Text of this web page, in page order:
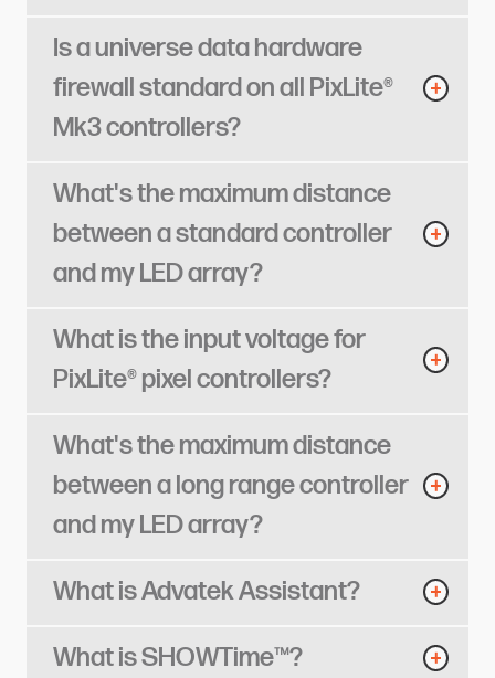
Is a universe data hardware
firewall standard on all PixLite®
Mk3 controllers?​​​​‌ ‍ ​‍​‍‌‍ ‌ ​‍‌‍‍‌‌‍‌ ‌‍‍‌‌‍ ‍​‍​‍​ ‍‍​‍​‍‌ ​ ‌‍​‌‌‍ ‍‌‍‍‌‌ ‌​‌ ‍‌​‍ ‍‌‍‍‌‌‍ ​‍​‍​‍ ​​‍​‍‌‍‍​‌ ​‍‌‍‌‌‌‍‌‍​‍​‍​ ‍‍​‍​‍​‍ ‌ ​ ‌ ‌​‌ ‌‌‌‍‌​‌‍‍‌‌‍ ​‍ ‌‍‍‌‌‍ ‍‌ ‌​‌‍‌‌‌‍ ‍‌ ‌​​‍ ‌‍‌‌‌‍‌​‌‍‍‌‌ ‌​​‍ ‌‍ ‌‌‍ ‌‍‌​‌‍‌‌​ ‌‌ ​​‌ ​‍‌‍‌‌‌ ​ ‌‍‌‌‌‍ ‍‌ ‌​‌‍​‌‌ ‌​‌‍‍‌‌‍ ‌‍ ‍​ ‍ ‌‍‍‌‌‍‌​​ ‌​ ‌‍​ ​​‌‍​‌​ ​‍​ ‍‌​ ‌ ​ ‍​‌‍​‍​‍ ‌​ ​​​ ​‍​ ‌ ‌‍​ ​‍ ‌​ ‌​‌‍‌‌​ ‌‌‌‍‌​​‍ ‌‌‍​‌‌‍​‍​ ​‌​ ​‌​‍ ‌‌‍‌‌‌‍​ ​ ‍‌‌‍​‍​ ‍​​ ‌‌​ ‍​​ ​ ‌‍‌​‌‍​‍​ ​‌‌‍‌‌​ ‍ ‌ ‌​‌ ‍‌‌ ​​‌‍‌‌​ ‌‌‍‌‍‌‍​‌‌ ​‌​ ‍ ‌ ​​‌‍​‌‌ ‌​‌‍‍​​ ‌‌ ‌​‌‍‍‌‌ ‌​‌‍ ​‌‍‌‌​ ‌‍​‍‌‍​‌‌ ​ ‌‍‌‌‌‌‌‌‌ ​‍‌‍ ​​ ‌​‍‌‌​ ​‍‌​‌‍‌ ​ ‌ ‌​‌ ‌‌‌‍‌​‌‍‍‌‌‍ ​‍‌‍‌‍‍‌‌‍‌​​ ‌​ ‌‍​ ​​‌‍​‌​ ​‍​ ‍‌​ ‌ ​ ‍​‌‍​‍​‍ ‌​ ​​​ ​‍​ ‌ ‌‍​ ​‍ ‌​ ‌​‌‍‌‌​ ‌‌‌‍‌​​‍ ‌‌‍​‌‌‍​‍​ ​‌​ ​‌​‍ ‌‌‍‌‌‌‍​ ​ ‍‌‌‍​‍​ ‍​​ ‌‌​ ‍​​ ​ ‌‍‌​‌‍​‍​ ​‌‌‍‌‌​‍‌‍‌ ‌​‌ ‍‌‌ ​​‌‍‌‌​ ‌‌‍‌‍‌‍​‌‌ ​‌​‍‌‍‌ ​​‌‍​‌‌ ‌​‌‍‍​​ ‌‌ ‌​‌‍‍‌‌ ‌​‌‍ ​‌‍‌‌​‍‌‍‌ ​​‌‍‌‌‌ ​‍‌ ​ ‌ ​​‌‍‌‌‌‍​ ‌ ‌​‌‍‍‌‌ ‌‍‌‍‌‌​ ‌‌ ​​‌ ‌‌‌‍​‍‌‍ ​‌‍‍‌‌ ​ ‌‍‍​‌‍‌‌‌‍‌​​‍​‍‌ ‌
What's the maximum distance
between a standard controller
and my LED array?​​​​‌ ‍ ​‍​‍‌‍ ‌ ​‍‌‍‍‌‌‍‌ ‌‍‍‌‌‍ ‍​‍​‍​ ‍‍​‍​‍‌ ​ ‌‍​‌‌‍ ‍‌‍‍‌‌ ‌​‌ ‍‌​‍ ‍‌‍‍‌‌‍ ​‍​‍​‍ ​​‍​‍‌‍‍​‌ ​‍‌‍‌‌‌‍‌‍​‍​‍​ ‍‍​‍​‍​‍ ‌ ​ ‌ ‌​‌ ‌‌‌‍‌​‌‍‍‌‌‍ ​‍ ‌‍‍‌‌‍ ‍‌ ‌​‌‍‌‌‌‍ ‍‌ ‌​​‍ ‌‍‌‌‌‍‌​‌‍‍‌‌ ‌​​‍ ‌‍ ‌‌‍ ‌‍‌​‌‍‌‌​ ‌‌ ​​‌ ​‍‌‍‌‌‌ ​ ‌‍‌‌‌‍ ‍‌ ‌​‌‍​‌‌ ‌​‌‍‍‌‌‍ ‌‍ ‍​ ‍ ‌‍‍‌‌‍‌​​ ‌‌‍​ ​ ​​‌‍‌‍​ ‌‌​ ‍‌‌‍​ ​ ‌​​ ​‌​‍ ‌‌‍​‌​ ​‌​ ‍‌‌‍​‌​‍ ‌​ ‌​​ ​‍​ ‌ ‌‍​‌​‍ ‌‌‍​‍‌‍‌​‌‍‌‌​ ‍​​‍ ‌​ ‌‍‌‍​‌​ ‌​​ ​ ‌‍‌‍​ ​‌​ ‍‌​ ‌‌‌‍‌‍​ ‌‍​ ‌‍​ ‌​​ ‍ ‌ ‌​‌ ‍‌‌ ​​‌‍‌‌​ ‌‌‍‌‍‌‍​‌‌ ​‌​ ‍ ‌ ​​‌‍​‌‌ ‌​‌‍‍​​ ‌‌ ‌​‌‍‍‌‌ ‌​‌‍ ​‌‍‌‌​ ‌‍​‍‌‍​‌‌ ​ ‌‍‌‌‌‌‌‌‌ ​‍‌‍ ​​ ‌​‍‌‌​ ​‍‌​‌‍‌ ​ ‌ ‌​‌ ‌‌‌‍‌​‌‍‍‌‌‍ ​‍‌‍‌‍‍‌‌‍‌​​ ‌‌‍​ ​ ​​‌‍‌‍​ ‌‌​ ‍‌‌‍​ ​ ‌​​ ​‌​‍ ‌‌‍​‌​ ​‌​ ‍‌‌‍​‌​‍ ‌​ ‌​​ ​‍​ ‌ ‌‍​‌​‍ ‌‌‍​‍‌‍‌​‌‍‌‌​ ‍​​‍ ‌​ ‌‍‌‍​‌​ ‌​​ ​ ‌‍‌‍​ ​‌​ ‍‌​ ‌‌‌‍‌‍​ ‌‍​ ‌‍​ ‌​​‍‌‍‌ ‌​‌ ‍‌‌ ​​‌‍‌‌​ ‌‌‍‌‍‌‍​‌‌ ​‌​‍‌‍‌ ​​‌‍​‌‌ ‌​‌‍‍​​ ‌‌ ‌​‌‍‍‌‌ ‌​‌‍ ​‌‍‌‌​‍‌‍‌ ​​‌‍‌‌‌ ​‍‌ ​ ‌ ​​‌‍‌‌‌‍​ ‌ ‌​‌‍‍‌‌ ‌‍‌‍‌‌​ ‌‌ ​​‌ ‌‌‌‍​‍‌‍ ​‌‍‍‌‌ ​ ‌‍‍​‌‍‌‌‌‍‌​​‍​‍‌ ‌
What is the input voltage for
PixLite® pixel controllers?​​​​‌ ‍ ​‍​‍‌‍ ‌ ​‍‌‍‍‌‌‍‌ ‌‍‍‌‌‍ ‍​‍​‍​ ‍‍​‍​‍‌ ​ ‌‍​‌‌‍ ‍‌‍‍‌‌ ‌​‌ ‍‌​‍ ‍‌‍‍‌‌‍ ​‍​‍​‍ ​​‍​‍‌‍‍​‌ ​‍‌‍‌‌‌‍‌‍​‍​‍​ ‍‍​‍​‍​‍ ‌ ​ ‌ ‌​‌ ‌‌‌‍‌​‌‍‍‌‌‍ ​‍ ‌‍‍‌‌‍ ‍‌ ‌​‌‍‌‌‌‍ ‍‌ ‌​​‍ ‌‍‌‌‌‍‌​‌‍‍‌‌ ‌​​‍ ‌‍ ‌‌‍ ‌‍‌​‌‍‌‌​ ‌‌ ​​‌ ​‍‌‍‌‌‌ ​ ‌‍‌‌‌‍ ‍‌ ‌​‌‍​‌‌ ‌​‌‍‍‌‌‍ ‌‍ ‍​ ‍ ‌‍‍‌‌‍‌​​ ‌‌‍‌‌​ ‌ ​ ‌‌‌‍‌‌​ ‌‌​ ​ ​ ‍‌‌‍‌‍​‍ ‌‌‍‌‍​ ‌‌​ ‌ ​ ​‌​‍ ‌​ ‌​​ ‍‌​ ​ ​ ‌​​‍ ‌‌‍​‍‌‍‌‍​ ‌ ​ ‌​​‍ ‌‌‍‌​​ ‌​‌‍‌​​ ​‌​ ‍‌‌‍‌‍​ ‍​​ ‍‌‌‍‌‍‌‍‌‍​ ‌​‌‍​ ​ ‍ ‌ ‌​‌ ‍‌‌ ​​‌‍‌‌​ ‌‌‍‌‍‌‍​‌‌ ​‌​ ‍ ‌ ​​‌‍​‌‌ ‌​‌‍‍​​ ‌‌ ‌​‌‍‍‌‌ ‌​‌‍ ​‌‍‌‌​ ‌‍​‍‌‍​‌‌ ​ ‌‍‌‌‌‌‌‌‌ ​‍‌‍ ​​ ‌​‍‌‌​ ​‍‌​‌‍‌ ​ ‌ ‌​‌ ‌‌‌‍‌​‌‍‍‌‌‍ ​‍‌‍‌‍‍‌‌‍‌​​ ‌‌‍‌‌​ ‌ ​ ‌‌‌‍‌‌​ ‌‌​ ​ ​ ‍‌‌‍‌‍​‍ ‌‌‍‌‍​ ‌‌​ ‌ ​ ​‌​‍ ‌​ ‌​​ ‍‌​ ​ ​ ‌​​‍ ‌‌‍​‍‌‍‌‍​ ‌ ​ ‌​​‍ ‌‌‍‌​​ ‌​‌‍‌​​ ​‌​ ‍‌‌‍‌‍​ ‍​​ ‍‌‌‍‌‍‌‍‌‍​ ‌​‌‍​ ​‍‌‍‌ ‌​‌ ‍‌‌ ​​‌‍‌‌​ ‌‌‍‌‍‌‍​‌‌ ​‌​‍‌‍‌ ​​‌‍​‌‌ ‌​‌‍‍​​ ‌‌ ‌​‌‍‍‌‌ ‌​‌‍ ​‌‍‌‌​‍‌‍‌ ​​‌‍‌‌‌ ​‍‌ ​ ‌ ​​‌‍‌‌‌‍​ ‌ ‌​‌‍‍‌‌ ‌‍‌‍‌‌​ ‌‌ ​​‌ ‌‌‌‍​‍‌‍ ​‌‍‍‌‌ ​ ‌‍‍​‌‍‌‌‌‍‌​​‍​‍‌ ‌
What's the maximum distance
between a long range controller
and my LED array?​​​​‌ ‍ ​‍​‍‌‍ ‌ ​‍‌‍‍‌‌‍‌ ‌‍‍‌‌‍ ‍​‍​‍​ ‍‍​‍​‍‌ ​ ‌‍​‌‌‍ ‍‌‍‍‌‌ ‌​‌ ‍‌​‍ ‍‌‍‍‌‌‍ ​‍​‍​‍ ​​‍​‍‌‍‍​‌ ​‍‌‍‌‌‌‍‌‍​‍​‍​ ‍‍​‍​‍​‍ ‌ ​ ‌ ‌​‌ ‌‌‌‍‌​‌‍‍‌‌‍ ​‍ ‌‍‍‌‌‍ ‍‌ ‌​‌‍‌‌‌‍ ‍‌ ‌​​‍ ‌‍‌‌‌‍‌​‌‍‍‌‌ ‌​​‍ ‌‍ ‌‌‍ ‌‍‌​‌‍‌‌​ ‌‌ ​​‌ ​‍‌‍‌‌‌ ​ ‌‍‌‌‌‍ ‍‌ ‌​‌‍​‌‌ ‌​‌‍‍‌‌‍ ‌‍ ‍​ ‍ ‌‍‍‌‌‍‌​​ ‌​ ‍‌​ ‍​‌‍‌‍​ ‌​​ ​‌​ ​​‌‍​‍​ ​‌​‍ ‌​ ‌‌​ ​​​ ‍​​ ​‌​‍ ‌​ ‌​​ ‍​‌‍‌‌​ ​​​‍ ‌​ ‍​​ ‍​‌‍​‌‌‍‌​​‍ ‌​ ​​‌‍​ ​ ​‍‌‍‌‍‌‍‌​​ ‍​​ ‌​‌‍‌‌‌‍‌​​ ‌ ​ ‌‍​ ​ ​ ‍ ‌ ‌​‌ ‍‌‌ ​​‌‍‌‌​ ‌‌‍‌‍‌‍​‌‌ ​‌​ ‍ ‌ ​​‌‍​‌‌ ‌​‌‍‍​​ ‌‌ ‌​‌‍‍‌‌ ‌​‌‍ ​‌‍‌‌​ ‌‍​‍‌‍​‌‌ ​ ‌‍‌‌‌‌‌‌‌ ​‍‌‍ ​​ ‌​‍‌‌​ ​‍‌​‌‍‌ ​ ‌ ‌​‌ ‌‌‌‍‌​‌‍‍‌‌‍ ​‍‌‍‌‍‍‌‌‍‌​​ ‌​ ‍‌​ ‍​‌‍‌‍​ ‌​​ ​‌​ ​​‌‍​‍​ ​‌​‍ ‌​ ‌‌​ ​​​ ‍​​ ​‌​‍ ‌​ ‌​​ ‍​‌‍‌‌​ ​​​‍ ‌​ ‍​​ ‍​‌‍​‌‌‍‌​​‍ ‌​ ​​‌‍​ ​ ​‍‌‍‌‍‌‍‌​​ ‍​​ ‌​‌‍‌‌‌‍‌​​ ‌ ​ ‌‍​ ​ ​‍‌‍‌ ‌​‌ ‍‌‌ ​​‌‍‌‌​ ‌‌‍‌‍‌‍​‌‌ ​‌​‍‌‍‌ ​​‌‍​‌‌ ‌​‌‍‍​​ ‌‌ ‌​‌‍‍‌‌ ‌​‌‍ ​‌‍‌‌​‍‌‍‌ ​​‌‍‌‌‌ ​‍‌ ​ ‌ ​​‌‍‌‌‌‍​ ‌ ‌​‌‍‍‌‌ ‌‍‌‍‌‌​ ‌‌ ​​‌ ‌‌‌‍​‍‌‍ ​‌‍‍‌‌ ​ ‌‍‍​‌‍‌‌‌‍‌​​‍​‍‌ ‌
What is Advatek Assistant?​​​​‌ ‍ ​‍​‍‌‍ ‌ ​‍‌‍‍‌‌‍‌ ‌‍‍‌‌‍ ‍​‍​‍​ ‍‍​‍​‍‌ ​ ‌‍​‌‌‍ ‍‌‍‍‌‌ ‌​‌ ‍‌​‍ ‍‌‍‍‌‌‍ ​‍​‍​‍ ​​‍​‍‌‍‍​‌ ​‍‌‍‌‌‌‍‌‍​‍​‍​ ‍‍​‍​‍​‍ ‌ ​ ‌ ‌​‌ ‌‌‌‍‌​‌‍‍‌‌‍ ​‍ ‌‍‍‌‌‍ ‍‌ ‌​‌‍‌‌‌‍ ‍‌ ‌​​‍ ‌‍‌‌‌‍‌​‌‍‍‌‌ ‌​​‍ ‌‍ ‌‌‍ ‌‍‌​‌‍‌‌​ ‌‌ ​​‌ ​‍‌‍‌‌‌ ​ ‌‍‌‌‌‍ ‍‌ ‌​‌‍​‌‌ ‌​‌‍‍‌‌‍ ‌‍ ‍​ ‍ ‌‍‍‌‌‍‌​​ ‌​ ‌ ​ ‌​​ ‍‌‌‍‌‌‌‍‌​‌‍​‍‌‍‌​‌‍​‌​‍ ‌‌‍‌‌‌‍‌​‌‍‌‌‌‍​‍​‍ ‌​ ‌​​ ​‌‌‍​ ‌‍​‍​‍ ‌‌‍​‌‌‍‌​​ ‍‌‌‍​‌​‍ ‌​ ‍‌​ ​​‌‍​‍​ ​‌​ ‌ ​ ‍​‌‍​‌‌‍‌‍‌‍‌​​ ‌ ​ ​‍​ ​​​ ‍ ‌ ‌​‌ ‍‌‌ ​​‌‍‌‌​ ‌‌‍‌‍‌‍​‌‌ ​‌​ ‍ ‌ ​​‌‍​‌‌ ‌​‌‍‍​​ ‌‌ ‌​‌‍‍‌‌ ‌​‌‍ ​‌‍‌‌​ ‌‍​‍‌‍​‌‌ ​ ‌‍‌‌‌‌‌‌‌ ​‍‌‍ ​​ ‌​‍‌‌​ ​‍‌​‌‍‌ ​ ‌ ‌​‌ ‌‌‌‍‌​‌‍‍‌‌‍ ​‍‌‍‌‍‍‌‌‍‌​​ ‌​ ‌ ​ ‌​​ ‍‌‌‍‌‌‌‍‌​‌‍​‍‌‍‌​‌‍​‌​‍ ‌‌‍‌‌‌‍‌​‌‍‌‌‌‍​‍​‍ ‌​ ‌​​ ​‌‌‍​ ‌‍​‍​‍ ‌‌‍​‌‌‍‌​​ ‍‌‌‍​‌​‍ ‌​ ‍‌​ ​​‌‍​‍​ ​‌​ ‌ ​ ‍​‌‍​‌‌‍‌‍‌‍‌​​ ‌ ​ ​‍​ ​​​‍‌‍‌ ‌​‌ ‍‌‌ ​​‌‍‌‌​ ‌‌‍‌‍‌‍​‌‌ ​‌​‍‌‍‌ ​​‌‍​‌‌ ‌​‌‍‍​​ ‌‌ ‌​‌‍‍‌‌ ‌​‌‍ ​‌‍‌‌​‍‌‍‌ ​​‌‍‌‌‌ ​‍‌ ​ ‌ ​​‌‍‌‌‌‍​ ‌ ‌​‌‍‍‌‌ ‌‍‌‍‌‌​ ‌‌ ​​‌ ‌‌‌‍​‍‌‍ ​‌‍‍‌‌ ​ ‌‍‍​‌‍‌‌‌‍‌​​‍​‍‌ ‌
What is SHOWTime™?​​​​‌ ‍ ​‍​‍‌‍ ‌ ​‍‌‍‍‌‌‍‌ ‌‍‍‌‌‍ ‍​‍​‍​ ‍‍​‍​‍‌ ​ ‌‍​‌‌‍ ‍‌‍‍‌‌ ‌​‌ ‍‌​‍ ‍‌‍‍‌‌‍ ​‍​‍​‍ ​​‍​‍‌‍‍​‌ ​‍‌‍‌‌‌‍‌‍​‍​‍​ ‍‍​‍​‍​‍ ‌ ​ ‌ ‌​‌ ‌‌‌‍‌​‌‍‍‌‌‍ ​‍ ‌‍‍‌‌‍ ‍‌ ‌​‌‍‌‌‌‍ ‍‌ ‌​​‍ ‌‍‌‌‌‍‌​‌‍‍‌‌ ‌​​‍ ‌‍ ‌‌‍ ‌‍‌​‌‍‌‌​ ‌‌ ​​‌ ​‍‌‍‌‌‌ ​ ‌‍‌‌‌‍ ‍‌ ‌​‌‍​‌‌ ‌​‌‍‍‌‌‍ ‌‍ ‍​ ‍ ‌‍‍‌‌‍‌​​ ‌​ ‍​​ ​ ‌‍​‌‌‍​ ‌‍‌‌​ ‌‌‌‍​‌‌‍‌‍​‍ ‌​ ​‌​ ‍​​ ‌‌‌‍‌​​‍ ‌​ ‌​​ ‌ ​ ‌‍‌‍‌‌​‍ ‌​ ‍​‌‍​‍‌‍‌‍​ ‍​​‍ ‌​ ‌‍‌‍‌‌​ ​​​ ‍​‌‍‌‍​ ‍​​ ‌ ‌‍‌‌​ ​​‌‍​‌​ ​ ‌‍​‍​ ‍ ‌ ‌​‌ ‍‌‌ ​​‌‍‌‌​ ‌‌‍‌‍‌‍​‌‌ ​‌​ ‍ ‌ ​​‌‍​‌‌ ‌​‌‍‍​​ ‌‌ ‌​‌‍‍‌‌ ‌​‌‍ ​‌‍‌‌​ ‌‍​‍‌‍​‌‌ ​ ‌‍‌‌‌‌‌‌‌ ​‍‌‍ ​​ ‌​‍‌‌​ ​‍‌​‌‍‌ ​ ‌ ‌​‌ ‌‌‌‍‌​‌‍‍‌‌‍ ​‍‌‍‌‍‍‌‌‍‌​​ ‌​ ‍​​ ​ ‌‍​‌‌‍​ ‌‍‌‌​ ‌‌‌‍​‌‌‍‌‍​‍ ‌​ ​‌​ ‍​​ ‌‌‌‍‌​​‍ ‌​ ‌​​ ‌ ​ ‌‍‌‍‌‌​‍ ‌​ ‍​‌‍​‍‌‍‌‍​ ‍​​‍ ‌​ ‌‍‌‍‌‌​ ​​​ ‍​‌‍‌‍​ ‍​​ ‌ ‌‍‌‌​ ​​‌‍​‌​ ​ ‌‍​‍​‍‌‍‌ ‌​‌ ‍‌‌ ​​‌‍‌‌​ ‌‌‍‌‍‌‍​‌‌ ​‌​‍‌‍‌ ​​‌‍​‌‌ ‌​‌‍‍​​ ‌‌ ‌​‌‍‍‌‌ ‌​‌‍ ​‌‍‌‌​‍‌‍‌ ​​‌‍‌‌‌ ​‍‌ ​ ‌ ​​‌‍‌‌‌‍​ ‌ ‌​‌‍‍‌‌ ‌‍‌‍‌‌​ ‌‌ ​​‌ ‌‌‌‍​‍‌‍ ​‌‍‍‌‌ ​ ‌‍‍​‌‍‌‌‌‍‌​​‍​‍‌ ‌